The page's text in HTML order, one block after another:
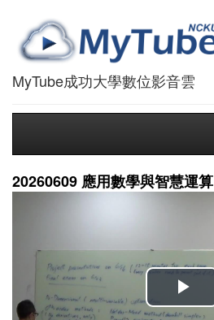
MyTube成功大學數位影音雲
20260609 應用數學與智慧運算
播